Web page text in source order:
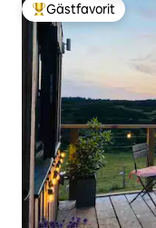
Populär gästfavorit
Gästfavorit